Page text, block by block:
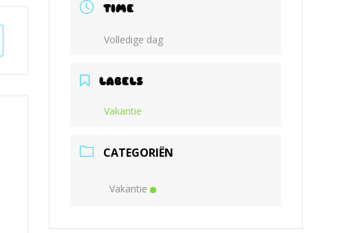
TIME
Volledige dag
LABELS
Vakantie
CATEGORIËN
Vakantie